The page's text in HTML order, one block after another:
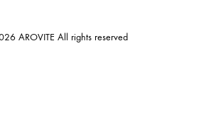
AROVITE All rights reserved